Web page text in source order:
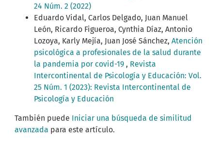
24 Núm. 2 (2022)
Eduardo Vidal, Carlos Delgado, Juan Manuel
León, Ricardo Figueroa, Cynthia Díaz, Antonio
Lozoya, Karly Mejía, Juan José Sánchez, Atención
psicológica a profesionales de la salud durante
la pandemia por covid-19 , Revista
Intercontinental de Psicología y Educación: Vol.
25 Núm. 1 (2023): Revista Intercontinental de
Psicología y Educación
También puede Iniciar una búsqueda de similitud
avanzada para este artículo.